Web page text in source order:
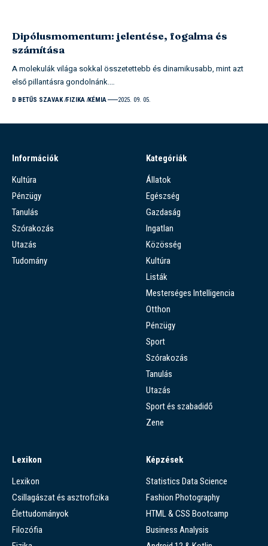
Dipólusmomentum: jelentése, fogalma és
számítása
A molekulák világa sokkal összetettebb és dinamikusabb, mint azt
első pillantásra gondolnánk.…
D BETŰS SZAVAK FIZIKA KÉMIA 2025. 09. 05.
Információk
Kultúra
Pénzügy
Tanulás
Szórakozás
Utazás
Tudomány
Kategóriák
Állatok
Egészség
Gazdaság
Ingatlan
Közösség
Kultúra
Listák
Mesterséges Intelligencia
Otthon
Pénzügy
Sport
Szórakozás
Tanulás
Utazás
Sport és szabadidő
Zene
Lexikon
Lexikon
Csillagászat és asztrofizika
Élettudományok
Filozófia
Képzések
Statistics Data Science
Fashion Photography
HTML & CSS Bootcamp
Business Analysis